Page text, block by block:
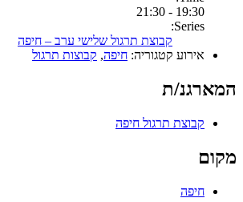
19:30 - 21:30
Series:
קבוצת תרגול שלישי ערב – חיפה
אירוע קטגוריה: חיפה, קבוצות תרגול
המארגנ/ת
קבוצת תרגול חיפה
מקום
חיפה